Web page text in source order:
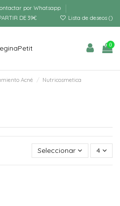
por Whatsapp
DE 39€
Lista de deseos ()
0
Acné Nutricosmetica
Seleccionar 4